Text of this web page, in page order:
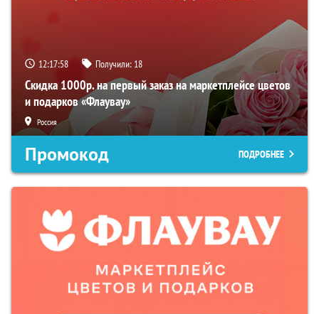
12:17:57 Получили: 18
Скидка 1000р. на первый заказ на маркетплейсе цветов
и подарков «Флаувау»
Россия
Промокод ПОДРОБНЕЕ